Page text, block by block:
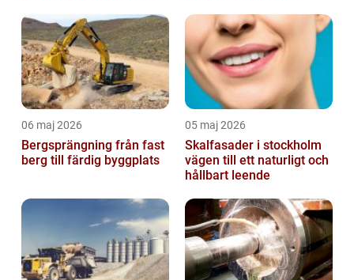
06 maj 2026
Bergsprängning från fast
berg till färdig byggplats
05 maj 2026
Skalfasader i stockholm
vägen till ett naturligt och
hållbart leende